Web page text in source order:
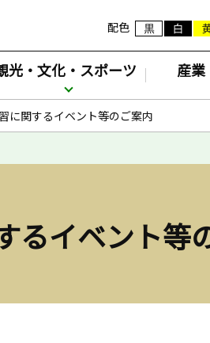
配色
光・文化・スポーツ 産業
に関するイベント等のご案内
るイベント等